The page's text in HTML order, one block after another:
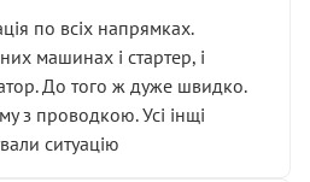
по всіх напрямках.
машинах і стартер, і
До того ж дуже швидко.
з проводкою. Усі інщі
ситуацію